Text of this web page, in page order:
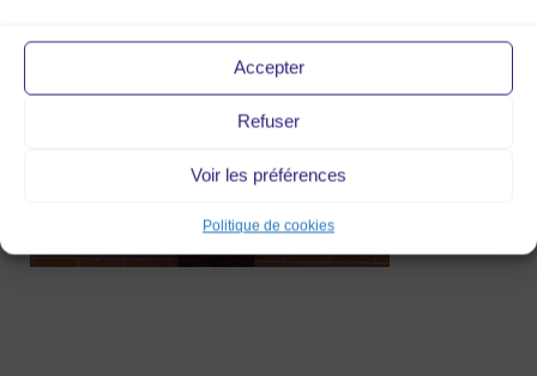
Accepter
Refuser
Voir les préférences
Politique de cookies
14 Mai 2014